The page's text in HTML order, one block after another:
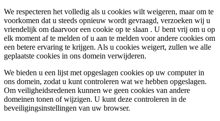
We respecteren het volledig als u cookies wilt weigeren, maar om te
voorkomen dat u steeds opnieuw wordt gevraagd, verzoeken wij u
vriendelijk om daarvoor een cookie op te slaan . U bent vrij om u op
elk moment af te melden of u aan te melden voor andere cookies om
een ​​betere ervaring te krijgen. Als u cookies weigert, zullen we alle
geplaatste cookies in ons domein verwijderen.
We bieden u een lijst met opgeslagen cookies op uw computer in
ons domein, zodat u kunt controleren wat we hebben opgeslagen.
Om veiligheidsredenen kunnen we geen cookies van andere
domeinen tonen of wijzigen. U kunt deze controleren in de
beveiligingsinstellingen van uw browser.